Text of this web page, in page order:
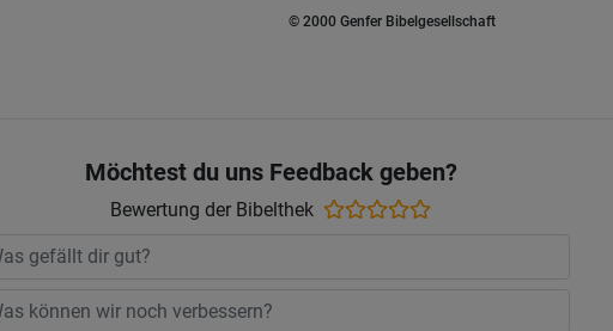
© 2000 Genfer Bibelgesellschaft
Möchtest du uns Feedback geben?
Bewertung der Bibelthek